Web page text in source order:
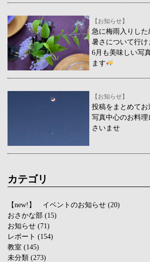
【お知らせ】
急に梅雨入りし
暑さについて行け
6月も美味しい写
ます
【お知らせ】
投稿をまとめてお
写真中心のお料
さいませ
カテゴリ
【new!】 イベントのお知らせ (20)
おさかな部 (15)
お知らせ (71)
レポート (154)
教室 (145)
未分類 (273)